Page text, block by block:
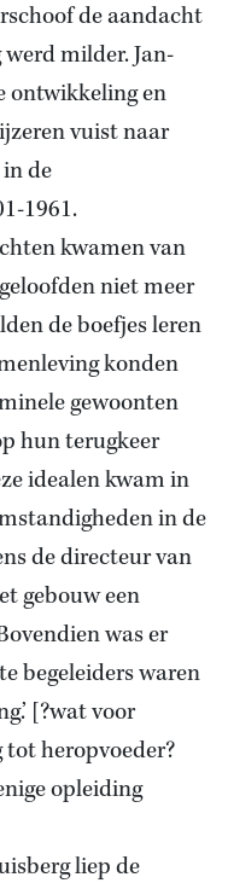
de aandacht
milder. Jan-
ontwikkeling en
vuist naar
de
1961.
kwamen van
niet meer
de boefjes leren
konden
gewoonten
hun terugkeer
idealen kwam in
in de
de directeur van
gebouw een
was er
begeleiders waren
[?wat voor
heropvoeder?
opleiding
liep de